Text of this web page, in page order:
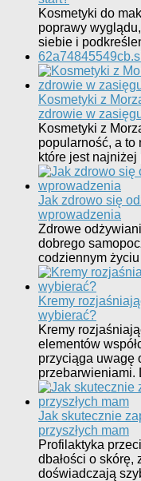
Kosmetyki do
poprawy
siebie i
Kosmetyki z
zdrowie w
Kosmetyki z
popularność, a to
które jest
Jak zdrowo się
wprowadzenia
Zdrowe
dobrego
codziennym
Kremy
wybierać?
Kremy
elementów
przyciąga uwagę
Jak skutecznie
przyszłych mam
Profilaktyka
dbałości o skórę,
doświadczają